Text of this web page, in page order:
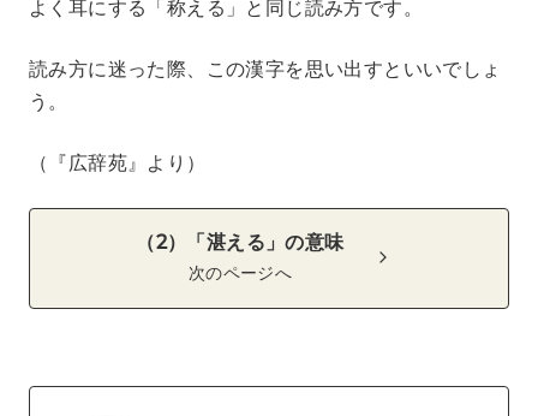
よく耳にする「称える」と同じ読み方です。
読み方に迷った際、この漢字を思い出すといいでしょ
う。
（『広辞苑』より）
（2）「湛える」の意味
次のページへ